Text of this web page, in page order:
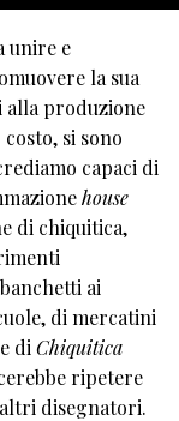
unire e
la sua
alla produzione
si sono
capaci di
house
di chiquitica,
ai
di mercatini
di Chiquitica
ripetere
disegnatori.